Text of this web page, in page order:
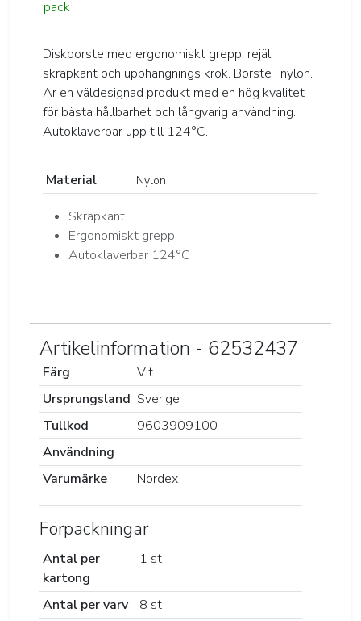
pack
Diskborste med ergonomiskt grepp, rejäl
skrapkant och upphängnings krok. Borste i nylon.
Är en väldesignad produkt med en hög kvalitet
för bästa hållbarhet och långvarig användning.
Autoklaverbar upp till 124°C.
Material Nylon
Skrapkant
Ergonomiskt grepp
Autoklaverbar 124°C
Artikelinformation - 62532437
Färg
Vit
Ursprungsland Sverige
Tullkod
9603909100
Användning
Varumärke
Nordex
Förpackningar
Antal per
kartong
1 st
Antal per varv
8 st